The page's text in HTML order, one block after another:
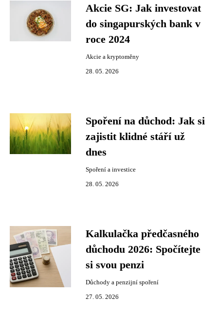
Akcie SG: Jak investovat
do singapurských bank v
roce 2024
Akcie a kryptoměny
28. 05. 2026
Spoření na důchod: Jak si
zajistit klidné stáří už
dnes
Spoření a investice
28. 05. 2026
Kalkulačka předčasného
důchodu 2026: Spočítejte
si svou penzi
Důchody a penzijní spoření
27. 05. 2026